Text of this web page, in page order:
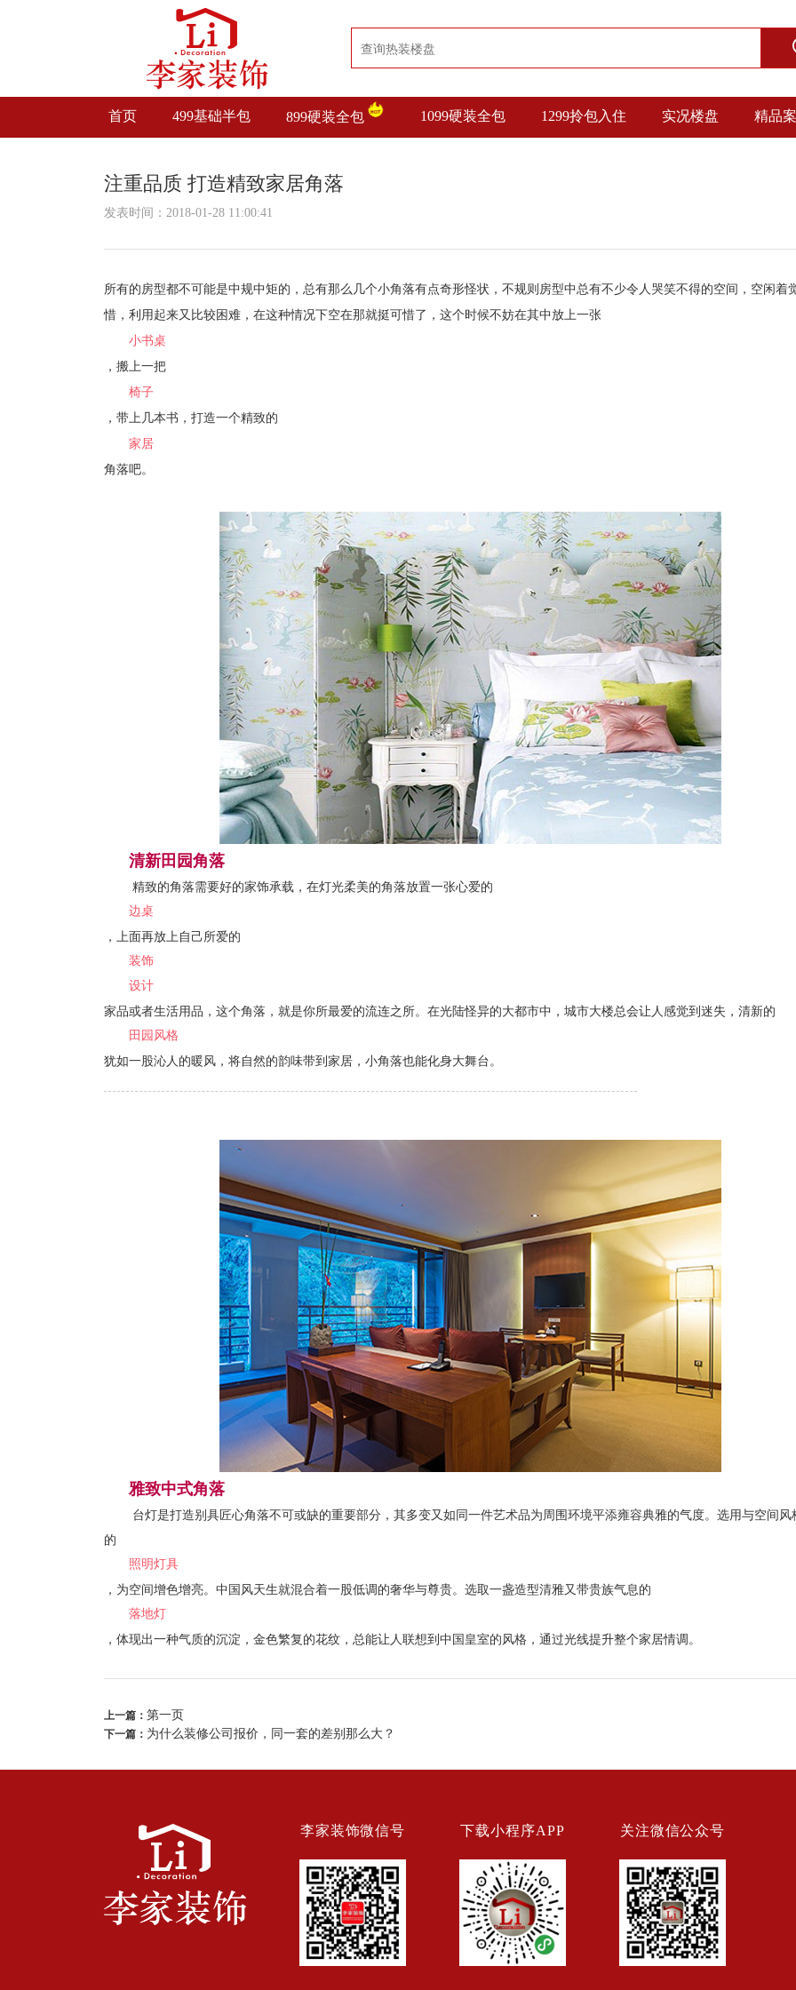
首页 499基础半包 899硬装全包 1099硬装全包 1299拎包入住 实况楼盘 精品
注重品质 打造精致家居角落
发表时间：2018-01-28 11:00:41
所有的房型都不可能是中规中矩的，总有那么几个小角落有点奇形怪状，不规则房型中总有不少令人哭笑不得的空间，空闲着
惜，利用起来又比较困难，在这种情况下空在那就挺可惜了，这个时候不妨在其中放上一张
小书桌
，搬上一把
椅子
，带上几本书，打造一个精致的
家居
角落吧。
清新田园角落
精致的角落需要好的家饰承载，在灯光柔美的角落放置一张心爱的
边桌
，上面再放上自己所爱的
装饰
设计
家品或者生活用品，这个角落，就是你所最爱的流连之所。在光陆怪异的大都市中，城市大楼总会让人感觉到迷失，清新的
田园风格
犹如一股沁人的暖风，将自然的韵味带到家居，小角落也能化身大舞台。
雅致中式角落
台灯是打造别具匠心角落不可或缺的重要部分，其多变又如同一件艺术品为周围环境平添雍容典雅的气度。选用与空间风
的
照明灯具
，为空间增色增亮。中国风天生就混合着一股低调的奢华与尊贵。选取一盏造型清雅又带贵族气息的
落地灯
，体现出一种气质的沉淀，金色繁复的花纹，总能让人联想到中国皇室的风格，通过光线提升整个家居情调。
上一篇： 第一页
下一篇： 为什么装修公司报价，同一套的差别那么大？
李家装饰微信号 下载小程序APP 关注微信公众号